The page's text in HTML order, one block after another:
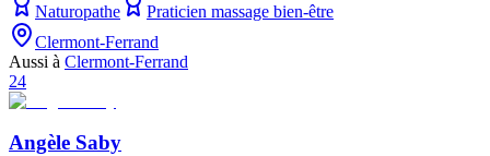
Naturopathe
Praticien massage bien-être
Clermont-Ferrand
Aussi à Clermont-Ferrand
24
Angèle Saby